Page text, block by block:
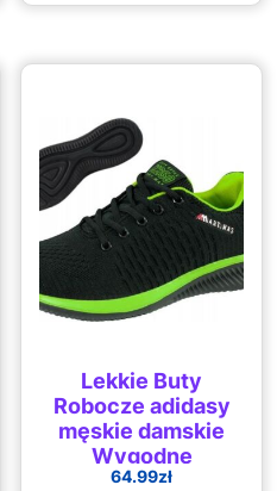
Lekkie Buty
Robocze adidasy
męskie damskie
Wygodne
64.99zł